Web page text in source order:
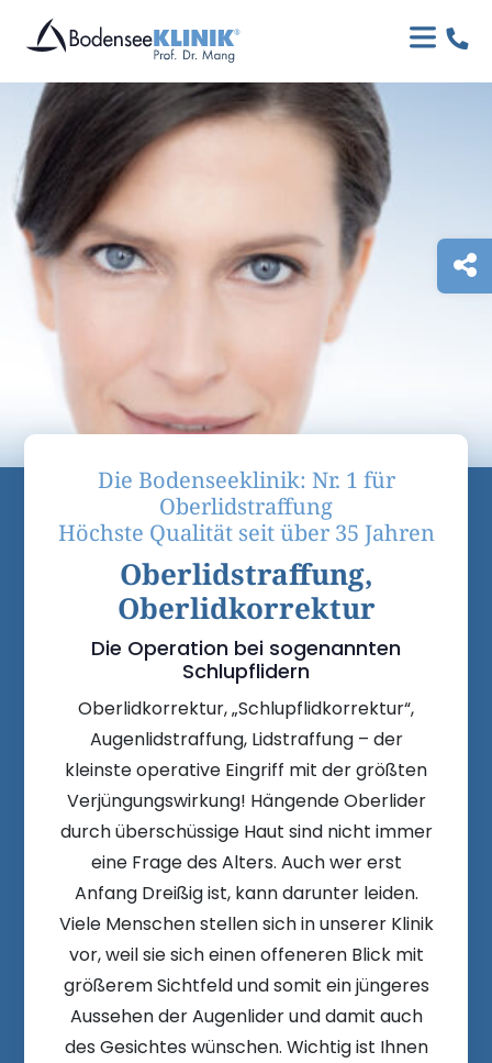

Die Bodenseeklinik: Nr. 1 für
Oberlidstraffung
Höchste Qualität seit über 35 Jahren
Oberlidstraffung,
Oberlidkorrektur
Die Operation bei sogenannten
Schlupflidern
Oberlidkorrektur, „Schlupflidkorrektur“,
Augenlidstraffung, Lidstraffung – der
kleinste operative Eingriff mit der größten
Verjüngungswirkung! Hängende Oberlider
durch überschüssige Haut sind nicht immer
eine Frage des Alters. Auch wer erst
Anfang Dreißig ist, kann darunter leiden.
Viele Menschen stellen sich in unserer Klinik
vor, weil sie sich einen offeneren Blick mit
größerem Sichtfeld und somit ein jüngeres
Aussehen der Augenlider und damit auch
des Gesichtes wünschen. Wichtig ist Ihnen